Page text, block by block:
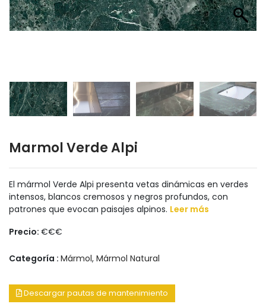
Marmol Verde Alpi
El mármol Verde Alpi presenta vetas dinámicas en verdes
intensos, blancos cremosos y negros profundos, con
patrones que evocan paisajes alpinos. Leer más
Precio: €€€
Categoría : Mármol, Mármol Natural
Descargar pautas de mantenimiento